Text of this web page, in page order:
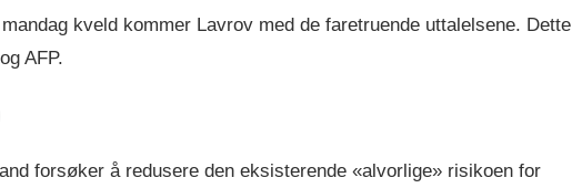
kveld kommer Lavrov med de faretruende uttalelsene. Dette
AFP.
forsøker å redusere den eksisterende «alvorlige» risikoen for